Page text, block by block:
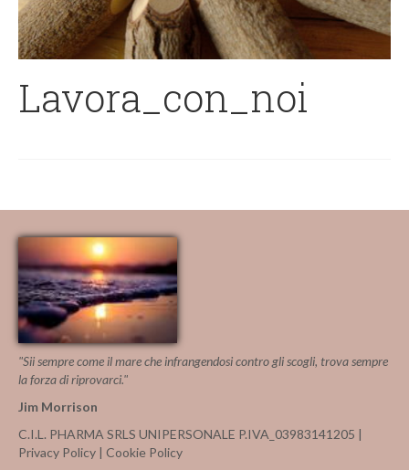
Lavora_con_noi
"Sii sempre come il mare che infrangendosi contro gli scogli, trova sempre
la forza di riprovarci."
Jim Morrison
C.I.L. PHARMA SRLS UNIPERSONALE P.IVA_03983141205 |
Privacy Policy | Cookie Policy